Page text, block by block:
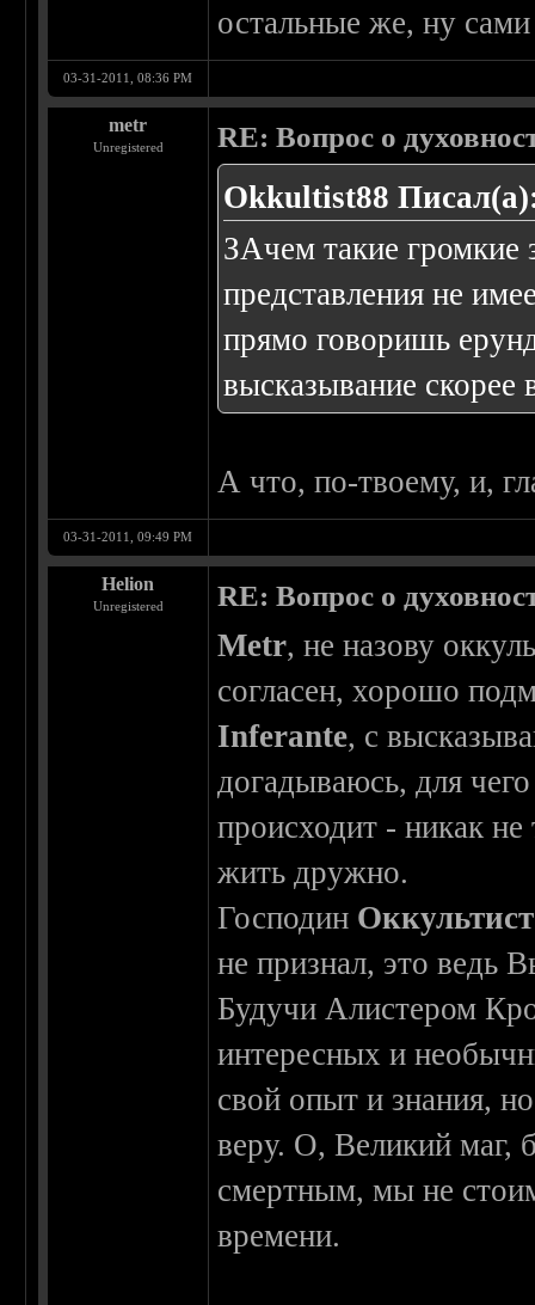
остальные же, ну
03-31-2011, 08:36 PM
metr
Unregistered RE: Вопрос о
Okkultist88
ЗАчем такие громкие
представления не
прямо говоришь
высказывание скорее
А что, по-твоему, и,
03-31-2011, 09:49 PM
Helion
Unregistered RE: Вопрос о
Metr, не назову
согласен, хорошо
Inferante, с
догадываюсь, для
происходит - никак не
жить дружно.
Господин
не признал, это ведь
Будучи Алистером
интересных и
свой опыт и знания,
веру. О, Великий маг,
смертным, мы не
времени.